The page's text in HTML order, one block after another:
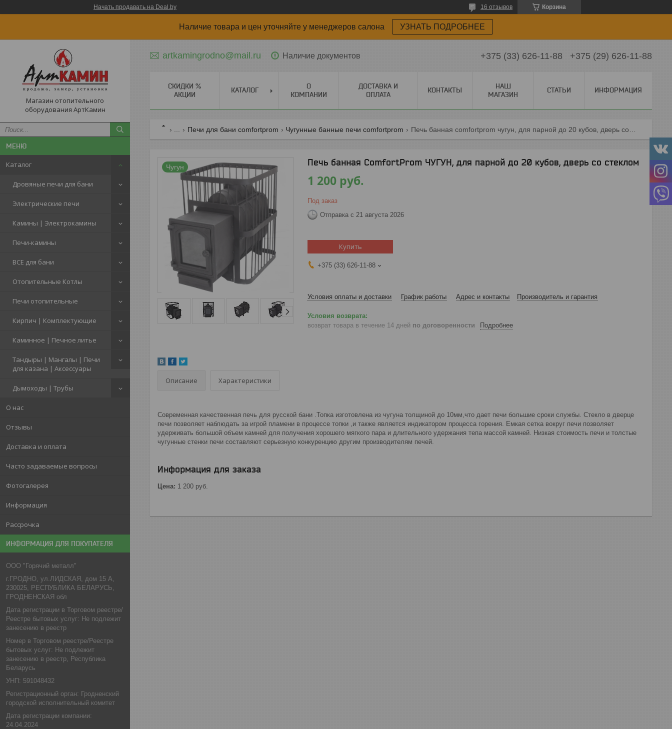
Начать продавать на Deal.by Корзина
16 отзывов
Наличие товара и цен уточняйте у менеджеров салона УЗНАТЬ ПОДРОБНЕЕ
Магазин отопительного
оборудования АртКамин
Каталог
Дровяные печи для бани
Электрические печи
Камины | Электрокамины
Печи-камины
ВСЕ для бани
Отопительные Котлы
Печи отопительные
Кирпич | Комплектующие
Каминное | Печное литье
Тандыры | Мангалы | Печи
для казана | Аксессуары
Дымоходы | Трубы
О нас
Отзывы
Доставка и оплата
Часто задаваемые вопросы
Фотогалерея
Информация
Рассрочка
ИНФОРМАЦИЯ ДЛЯ ПОКУПАТЕЛЯ
ООО "Горячий металл"
г.ГРОДНО, ул.ЛИДСКАЯ, дом 15 А,
230025, РЕСПУБЛИКА БЕЛАРУСЬ,
ГРОДНЕНСКАЯ обл
Дата регистрации в Торговом реестре/
Реестре бытовых услуг: Не подлежит
занесению в реестр
Номер в Торговом реестре/Реестре
бытовых услуг: Не подлежит
занесению в реестр, Республика
Беларусь
УНП: 591048432
Регистрационный орган: Гродненский
городской исполнительный комитет
Дата регистрации компании:
24.04.2024
artkamingrodno@mail.ru Наличие документов +375 (33) 626-11-88 +375 (29) 626-11-88
СКИДКИ %
АКЦИИ
КАТАЛОГ
О
КОМПАНИИ
ДОСТАВКА И
ОПЛАТА
КОНТАКТЫ
НАШ
МАГАЗИН
СТАТЬИ ИНФОРМАЦИЯ
Печи для бани comfortprom Чугунные банные печи comfortprom
Чугун Печь банная ComfortProm ЧУГУН, для парной до 20 кубов, дверь со стеклом
1 200 руб.
Под заказ
Отправка с 21 августа 2026
Купить
+375 (33) 626-11-88
Условия оплаты и доставки График работы Адрес и контакты Производитель и гарантия
возврат товара в течение 14 дней по договоренности Подробнее
Описание Характеристики
Современная качественная печь для русской бани .Топка изготовлена из чугуна толщиной до 10мм,что дает печи большие сроки службы. Стекло в дверце
печи позволяет наблюдать за игрой пламени в процессе топки ,и также является индикатором процесса горения. Емкая сетка вокруг печи позволяет
удерживать большой объем камней для получения хорошего мягкого пара и длительного удержания тепа массой камней. Низкая стоимость печи и толстые
чугунные стенки печи составляют серьезную конкуренцию другим производителям печей.
Информация для заказа
Цена: 1 200 руб.